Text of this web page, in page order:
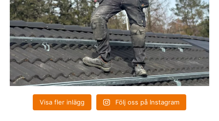
Visa fler inlägg Följ oss på Instagram